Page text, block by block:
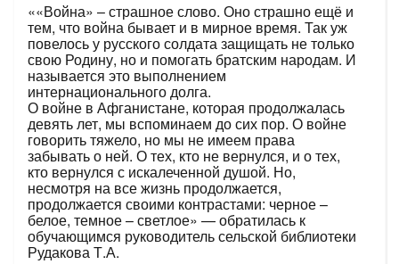
««Война» – страшное слово. Оно страшно ещё и
тем, что война бывает и в мирное время. Так уж
повелось у русского солдата защищать не только
свою Родину, но и помогать братским народам. И
называется это выполнением
интернационального долга.
О войне в Афганистане, которая продолжалась
девять лет, мы вспоминаем до сих пор. О войне
говорить тяжело, но мы не имеем права
забывать о ней. О тех, кто не вернулся, и о тех,
кто вернулся с искалеченной душой. Но,
несмотря на все жизнь продолжается,
продолжается своими контрастами: черное –
белое, темное – светлое» — обратилась к
обучающимся руководитель сельской библиотеки
Рудакова Т.А.